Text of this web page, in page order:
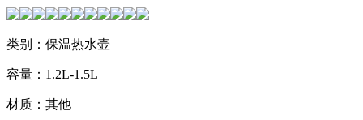
类别：保温热水壶
容量：1.2L-1.5L
材质：其他